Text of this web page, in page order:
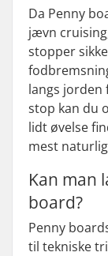
Da Penny
jævn
stopper
langs jorden
stop kan du
lidt øvelse
mest
Kan man
board?
Penny
til tekniske